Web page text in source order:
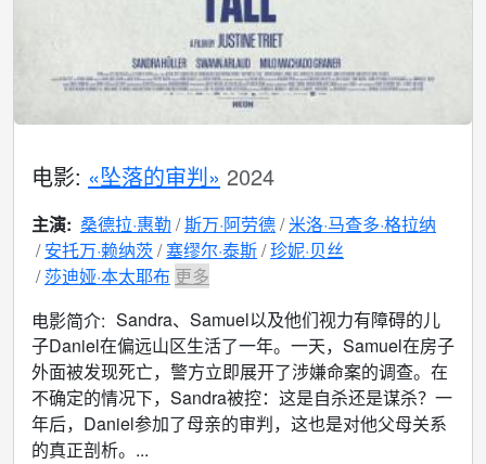
电影: «坠落的审判» 2024
主演: 桑德拉·惠勒 斯万·阿劳德 米洛·马查多·格拉纳
安托万·赖纳茨
塞缪尔·泰斯 珍妮·贝丝
莎迪娅·本太耶布 更多
电影简介: Sandra、Samuel以及他们视力有障碍的儿
子Daniel在偏远山区生活了一年。一天，Samuel在房子
外面被发现死亡，警方立即展开了涉嫌命案的调查。在
不确定的情况下，Sandra被控：这是自杀还是谋杀？一
年后，Daniel参加了母亲的审判，这也是对他父母关系
的真正剖析。...